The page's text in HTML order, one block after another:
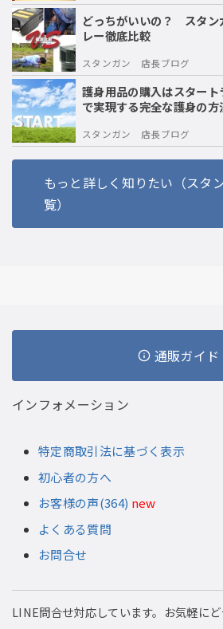
どっちがいいの？ スタン
レー徹底比較
スタンガン 店長ブログ
護身用品の購入はスター
で実現する完全な護身の方
スタンガン 店長ブログ
もっと詳しく知りたい（スタ
覧）
通販ガイド
インフォメーション
特定商取引法に基づく表示
初心者の方へ
お客様の声(364) new
よくある質問
お問合せ
LINE問合せ対応しています。お気軽にど